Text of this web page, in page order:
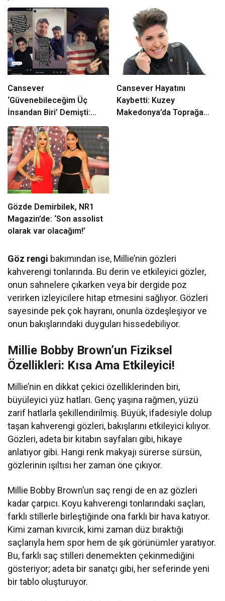
Cansever
‘Güvenebileceğim Üç
İnsandan Biri’ Demişti:
Mahmut Görgen’den
Cansever’e Duygusal Veda
Cansever Hayatını
Kaybetti: Kuzey
Makedonya’da Toprağa
Gözde Demirbilek, NR1
Magazin’de: ‘Son assolist
olarak var olacağım!’
Göz rengi bakımından ise, Millie’nin gözleri
kahverengi tonlarında. Bu derin ve etkileyici gözler,
onun sahnelere çıkarken veya bir dergide poz
verirken izleyicilere hitap etmesini sağlıyor. Gözleri
sayesinde pek çok hayranı, onunla özdeşleşiyor ve
onun bakışlarındaki duyguları hissedebiliyor.
Millie Bobby Brown’un Fiziksel
Özellikleri: Kısa Ama Etkileyici!
Millie’nin en dikkat çekici özelliklerinden biri,
büyüleyici yüz hatları. Genç yaşına rağmen, yüzü
zarif hatlarla şekillendirilmiş. Büyük, ifadesiyle dolup
taşan kahverengi gözleri, bakışlarını etkileyici kılıyor.
Gözleri, adeta bir kitabın sayfaları gibi, hikaye
anlatıyor gibi. Hangi renk makyajı sürerse sürsün,
gözlerinin ışıltısı her zaman öne çıkıyor.
Millie Bobby Brown’un saç rengi de en az gözleri
kadar çarpıcı. Koyu kahverengi tonlarındaki saçları,
farklı stillerle birleştiğinde ona farklı bir hava katıyor.
Kimi zaman kıvırcık, kimi zaman düz bıraktığı
saçlarıyla hem spor hem de şık görünümler yaratıyor.
Bu, farklı saç stilleri denemekten çekinmediğini
gösteriyor; adeta bir sanatçı gibi, her seferinde yeni
bir tablo oluşturuyor.